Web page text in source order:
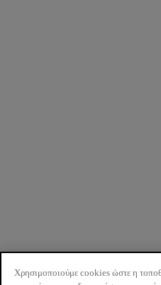
Χρησιμοποιούμε cookies ώστε η